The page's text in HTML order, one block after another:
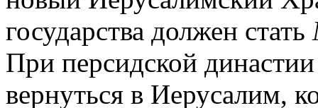
государства должен стать
При персидской
вернуться в Иерусалим,